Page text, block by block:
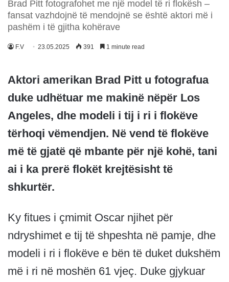
Brad Pitt fotografohet me një model të ri flokësh –
fansat vazhdojnë të mendojnë se është aktori më i
pashëm i të gjitha kohërave
F.V 23.05.2025 391 1 minute read
Aktori amerikan Brad Pitt u fotografua
duke udhëtuar me makinë nëpër Los
Angeles, dhe modeli i tij i ri i flokëve
tërhoqi vëmendjen. Në vend të flokëve
më të gjatë që mbante për një kohë, tani
ai i ka prerë flokët krejtësisht të
shkurtër.
Ky fitues i çmimit Oscar njihet për
ndryshimet e tij të shpeshta në pamje, dhe
modeli i ri i flokëve e bën të duket dukshëm
më i ri në moshën 61 vjeç. Duke gjykuar